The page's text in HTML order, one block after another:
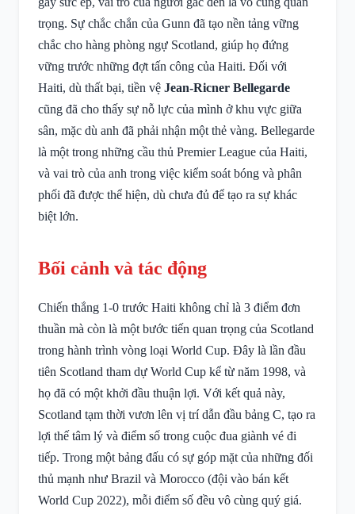
trọng. Sự chắc chắn của Gunn đã tạo nền tảng vững
chắc cho hàng phòng ngự Scotland, giúp họ đứng
vững trước những đợt tấn công của Haiti. Đối với
Haiti, dù thất bại, tiền vệ Jean-Ricner Bellegarde
cũng đã cho thấy sự nỗ lực của mình ở khu vực giữa
sân, mặc dù anh đã phải nhận một thẻ vàng. Bellegarde
là một trong những cầu thủ Premier League của Haiti,
và vai trò của anh trong việc kiểm soát bóng và phân
phối đã được thể hiện, dù chưa đủ để tạo ra sự khác
biệt lớn.
Bối cảnh và tác động
Chiến thắng 1-0 trước Haiti không chỉ là 3 điểm đơn
thuần mà còn là một bước tiến quan trọng của Scotland
trong hành trình vòng loại World Cup. Đây là lần đầu
tiên Scotland tham dự World Cup kể từ năm 1998, và
họ đã có một khởi đầu thuận lợi. Với kết quả này,
Scotland tạm thời vươn lên vị trí dẫn đầu bảng C, tạo ra
lợi thế tâm lý và điểm số trong cuộc đua giành vé đi
tiếp. Trong một bảng đấu có sự góp mặt của những đối
thủ mạnh như Brazil và Morocco (đội vào bán kết
World Cup 2022), mỗi điểm số đều vô cùng quý giá.